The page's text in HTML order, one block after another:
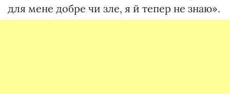
для мене добре чи зле, я й тепер не знаю».